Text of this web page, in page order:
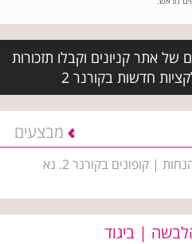
של אתר קניונים וקבלו תזכורות
חדשות בקורנר 2
מבצעים
אין כרגע מידע אודות מבצעים | הנחות | קופונים בקורנר 2. נא
| ביגוד